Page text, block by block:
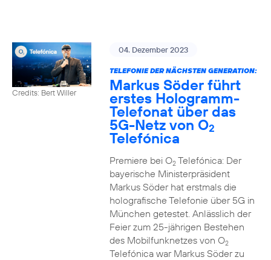
Credits: Bert Willer
04. Dezember 2023
TELEFONIE DER NÄCHSTEN GENERATION:
Markus Söder führt
erstes Hologramm-
Telefonat über das
5G-Netz von O2
Telefónica
Premiere bei O2Telefónica: Der
bayerische Ministerpräsident
Markus Söder hat erstmals die
holografische Telefonie über 5G in
München getestet. Anlässlich der
Feier zum 25-jährigen Bestehen
des Mobilfunknetzes von O2
Telefónica war Markus Söder zu